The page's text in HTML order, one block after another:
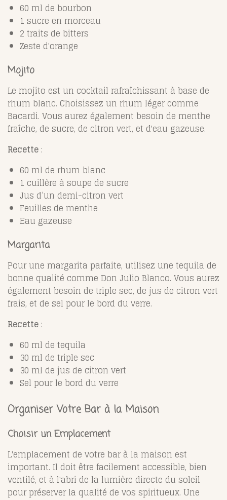
60 ml de bourbon
1 sucre en morceau
2 traits de bitters
Zeste d'orange
Mojito
Le mojito est un cocktail rafraîchissant à base de
rhum blanc. Choisissez un rhum léger comme
Bacardi. Vous aurez également besoin de menthe
fraîche, de sucre, de citron vert, et d'eau gazeuse.
Recette :
60 ml de rhum blanc
1 cuillère à soupe de sucre
Jus d’un demi-citron vert
Feuilles de menthe
Eau gazeuse
Margarita
Pour une margarita parfaite, utilisez une tequila de
bonne qualité comme Don Julio Blanco. Vous aurez
également besoin de triple sec, de jus de citron vert
frais, et de sel pour le bord du verre.
Recette :
60 ml de tequila
30 ml de triple sec
30 ml de jus de citron vert
Sel pour le bord du verre
Organiser Votre Bar à la Maison
Choisir un Emplacement
L'emplacement de votre bar à la maison est
important. Il doit être facilement accessible, bien
ventilé, et à l'abri de la lumière directe du soleil
pour préserver la qualité de vos spiritueux. Une